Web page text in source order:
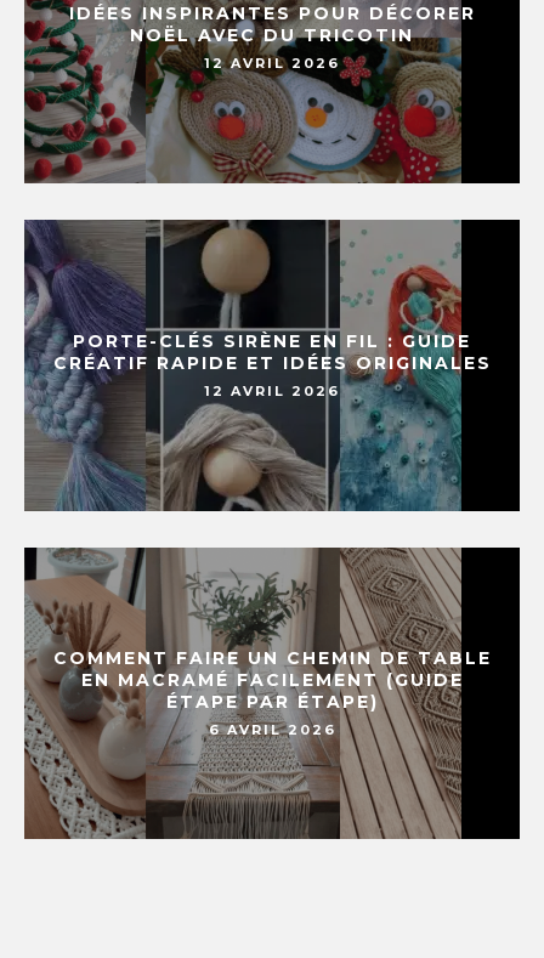
IDÉES INSPIRANTES POUR DÉCORER
NOËL AVEC DU TRICOTIN
12 AVRIL 2026
PORTE-CLÉS SIRÈNE EN FIL : GUIDE
CRÉATIF RAPIDE ET IDÉES ORIGINALES
12 AVRIL 2026
COMMENT FAIRE UN CHEMIN DE TABLE
EN MACRAMÉ FACILEMENT (GUIDE
ÉTAPE PAR ÉTAPE)
6 AVRIL 2026